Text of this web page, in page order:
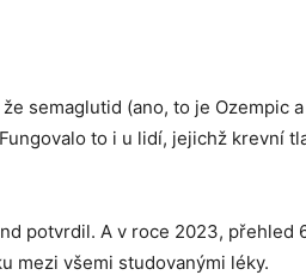
semaglutid (ano, to je Ozempic
to i u lidí, jejichž krevní
potvrdil. A v roce 2023, přehled
mezi všemi studovanými léky.